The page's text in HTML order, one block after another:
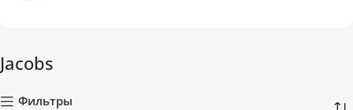
Jacobs
Фильтры